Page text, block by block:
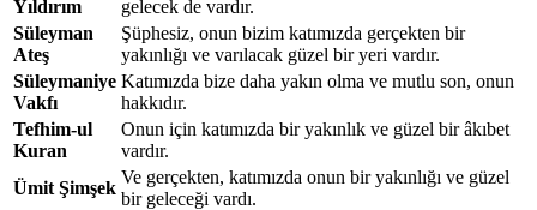
Yıldırım
gelecek de vardır.
Süleyman
Ateş
Şüphesiz, onun bizim katımızda gerçekten bir
yakınlığı ve varılacak güzel bir yeri vardır.
Süleymaniye
Vakfı
Katımızda bize daha yakın olma ve mutlu son, onun
hakkıdır.
Tefhim-ul
Kuran
Onun için katımızda bir yakınlık ve güzel bir âkıbet
vardır.
Ümit Şimşek
Ve gerçekten, katımızda onun bir yakınlığı ve güzel
bir geleceği vardı.